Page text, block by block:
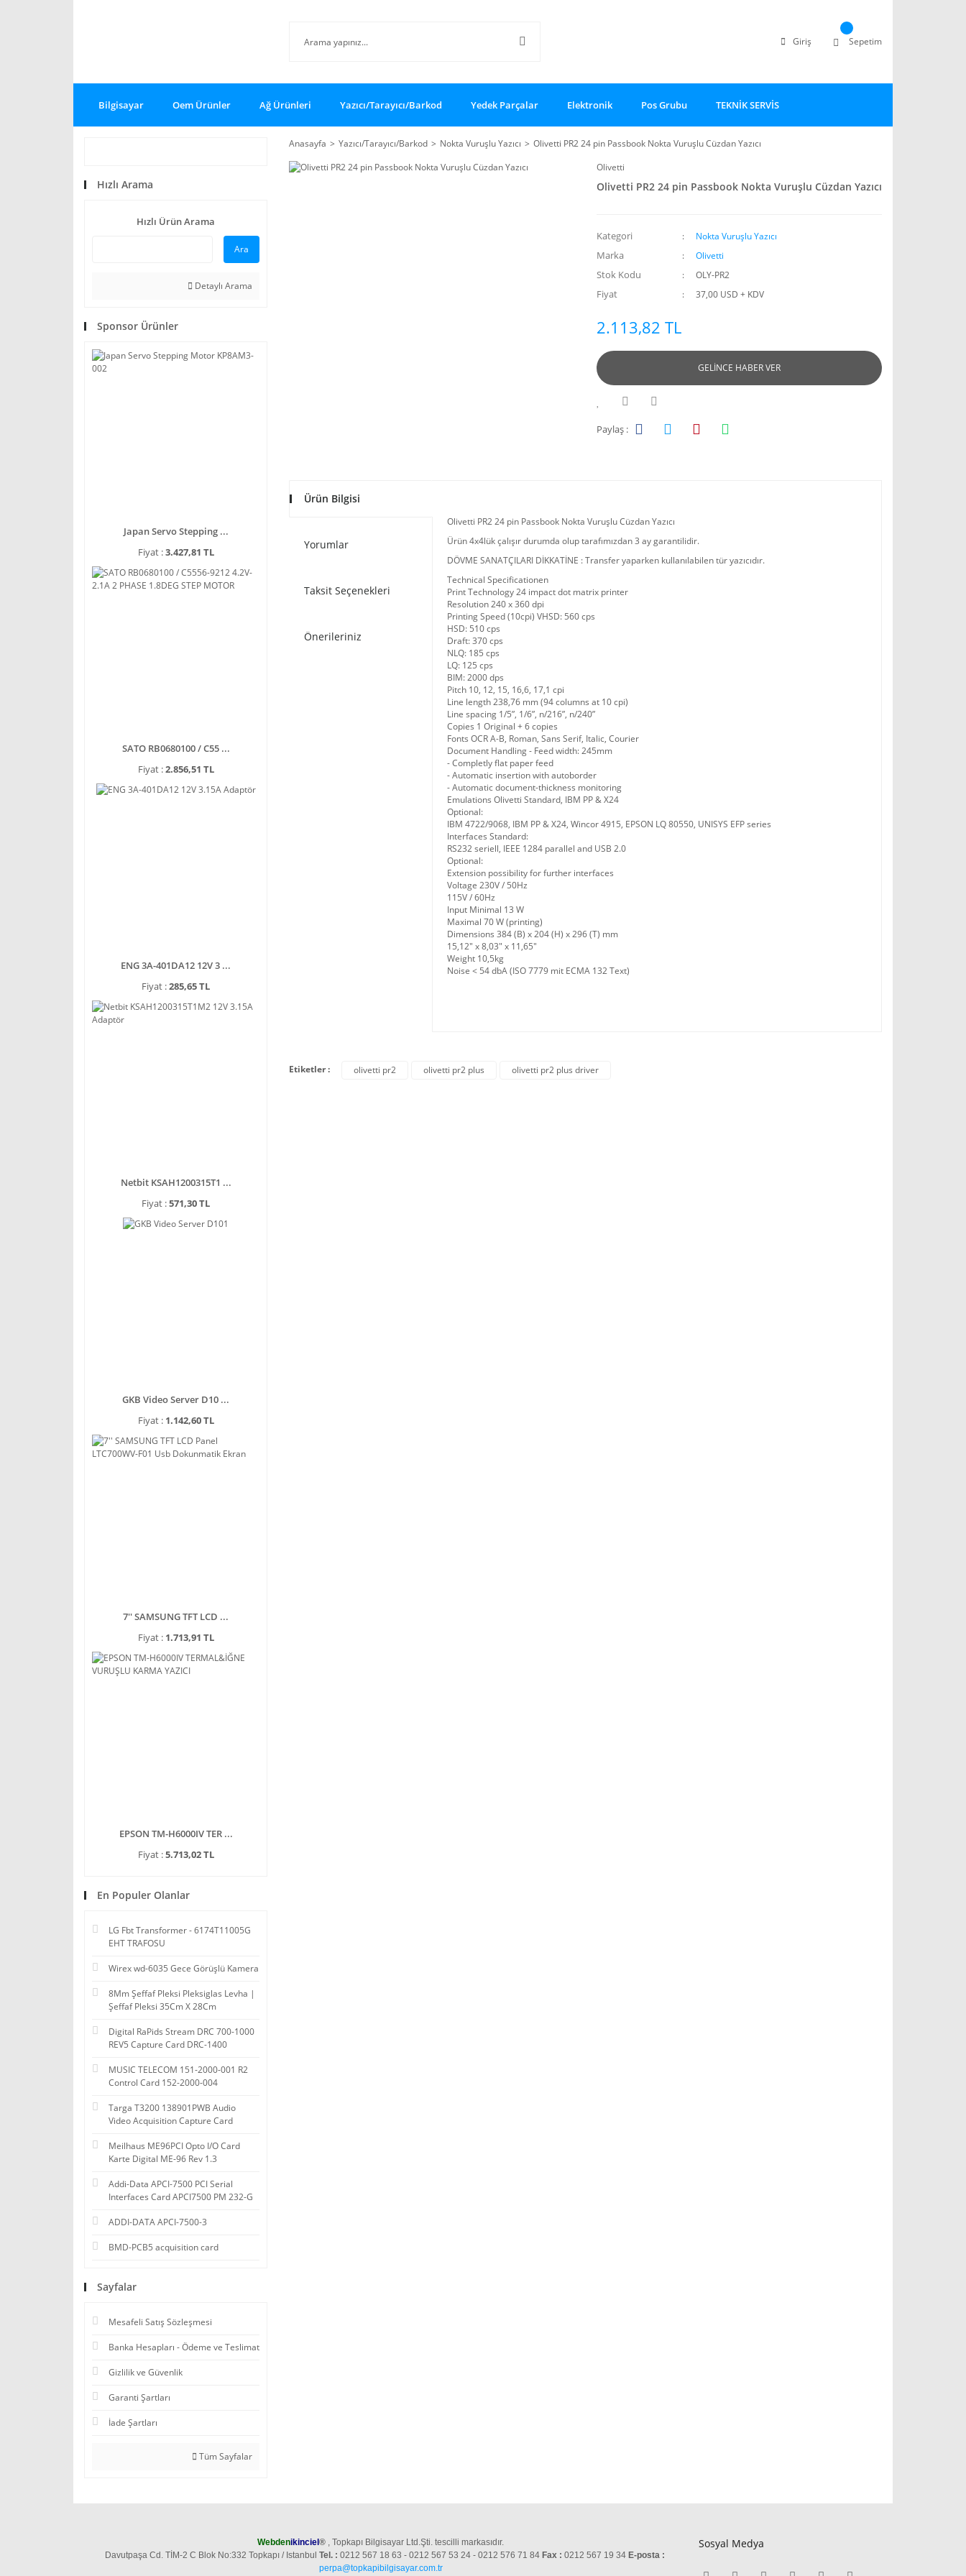
Giriş Sepetim
Bilgisayar Oem Ürünler Ağ Ürünleri Yazıcı/Tarayıcı/Barkod Yedek Parçalar Elektronik Pos Grubu TEKNİK SERVİS
Hızlı Arama
Hızlı Ürün Arama
Ara
Detaylı Arama
Sponsor Ürünler
Japan Servo Stepping ...
Fiyat :3.427,81 TL
SATO RB0680100 / C55 ...
Fiyat :2.856,51 TL
ENG 3A-401DA12 12V 3 ...
Fiyat :285,65 TL
Netbit KSAH1200315T1 ...
Fiyat :571,30 TL
GKB Video Server D10 ...
Fiyat : 1.142,60 TL
7'' SAMSUNG TFT LCD ...
Fiyat : 1.713,91 TL
EPSON TM-H6000IV TER ...
Fiyat :5.713,02 TL
En Populer Olanlar
LG Fbt Transformer - 6174T11005G
EHT TRAFOSU
Wirex wd-6035 Gece Görüşlü Kamera
8Mm Şeffaf Pleksi Pleksiglas Levha |
Şeffaf Pleksi 35Cm X 28Cm
Digital RaPids Stream DRC 700-1000
REV5 Capture Card DRC-1400
MUSIC TELECOM 151-2000-001 R2
Control Card 152-2000-004
Targa T3200 138901PWB Audio
Video Acquisition Capture Card
Meilhaus ME96PCI Opto I/O Card
Karte Digital ME-96 Rev 1.3
Addi-Data APCI-7500 PCI Serial
Interfaces Card APCI7500 PM 232-G
ADDI-DATA APCI-7500-3
BMD-PCB5 acquisition card
Sayfalar
Mesafeli Satış Sözleşmesi
Banka Hesapları - Ödeme ve Teslimat
Gizlilik ve Güvenlik
Garanti Şartları
İade Şartları
Tüm Sayfalar
Anasayfa Yazıcı/Tarayıcı/Barkod Nokta Vuruşlu Yazıcı
Olivetti PR2 24 pin Passbook Nokta Vuruşlu Cüzdan Yazıcı
Olivetti
Olivetti PR2 24 pin Passbook Nokta Vuruşlu Cüzdan Yazıcı
Kategori Nokta Vuruşlu Yazıcı
Marka Olivetti
Stok Kodu OLY-PR2
Fiyat 37,00 USD + KDV
2.113,82 TL
GELİNCE HABER VER
Paylaş :
Ürün Bilgisi
Yorumlar
Taksit Seçenekleri
Önerileriniz
Olivetti PR2 24 pin Passbook Nokta Vuruşlu Cüzdan Yazıcı
Ürün 4x4lük çalışır durumda olup tarafımızdan 3 ay garantilidir.
DÖVME SANATÇILARI DİKKATİNE : Transfer yaparken kullanılabilen tür yazıcıdır.
Technical Specificationen
Print Technology 24 impact dot matrix printer
Resolution 240 x 360 dpi
Printing Speed (10cpi) VHSD: 560 cps
HSD: 510 cps
Draft: 370 cps
NLQ: 185 cps
LQ: 125 cps
BIM: 2000 dps
Pitch 10, 12, 15, 16,6, 17,1 cpi
Line length 238,76 mm (94 columns at 10 cpi)
Line spacing 1/5”, 1/6”, n/216”, n/240”
Copies 1 Original + 6 copies
Fonts OCR A-B, Roman, Sans Serif, Italic, Courier
Document Handling - Feed width: 245mm
- Completly flat paper feed
- Automatic insertion with autoborder
- Automatic document-thickness monitoring
Emulations Olivetti Standard, IBM PP & X24
Optional:
IBM 4722/9068, IBM PP & X24, Wincor 4915, EPSON LQ 80550, UNISYS EFP series
Interfaces Standard:
RS232 seriell, IEEE 1284 parallel and USB 2.0
Optional:
Extension possibility for further interfaces
Voltage 230V / 50Hz
115V / 60Hz
Input Minimal 13 W
Maximal 70 W (printing)
Dimensions 384 (B) x 204 (H) x 296 (T) mm
15,12" x 8,03" x 11,65"
Weight 10,5kg
Noise < 54 dbA (ISO 7779 mit ECMA 132 Text)
Etiketler : olivetti pr2 olivetti pr2 plus olivetti pr2 plus driver
Webdenikinciel ® , Topkapı Bilgisayar Ltd.Şti. tescilli markasıdır.
Davutpaşa Cd. TİM-2 C Blok No:332 Topkapı / Istanbul Tel. : 0212 567 18 63 - 0212 567 53 24 - 0212 576 71 84 Fax : 0212 567 19 34 E-posta :
perpa@topkapibilgisayar.com.tr
Sosyal Medya